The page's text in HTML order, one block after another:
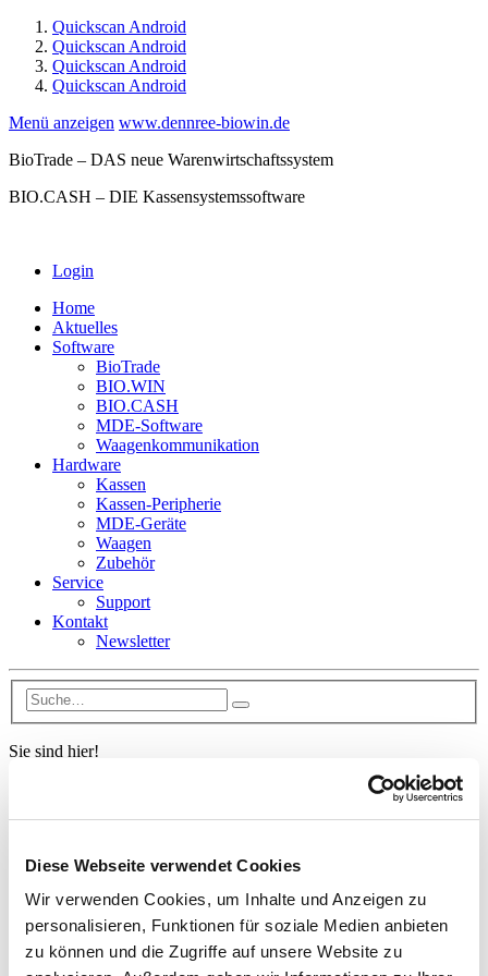
Diese Webseite verwendet Cookies
Wir verwenden Cookies, um Inhalte und Anzeigen zu
personalisieren, Funktionen für soziale Medien anbieten
zu können und die Zugriffe auf unsere Website zu
Quickscan Android
Quickscan Android
Quickscan Android
Quickscan Android
Menü anzeigen www.dennree-biowin.de
BioTrade – DAS neue Warenwirtschaftssystem
BIO.CASH – DIE Kassensystemssoftware
Login
Home
Aktuelles
Software
BioTrade
BIO.WIN
BIO.CASH
MDE-Software
Waagenkommunikation
Hardware
Kassen
Kassen-Peripherie
MDE-Geräte
Waagen
Zubehör
Service
Support
Kontakt
Newsletter
Sie sind hier!
BioTrade
BIO.WIN
BIO.CASH
MDE-Software